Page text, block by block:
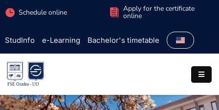
Schedule online Apply for the certificate
online
StudInfo e-Learning Bachelor's timetable
Faculty
Admission
Study
programs